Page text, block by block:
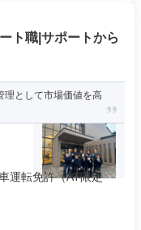
ト職|サポートから
理として市場価値を高
運転免許（AT限定